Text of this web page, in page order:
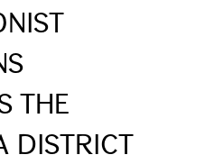
THE
DISTRICT